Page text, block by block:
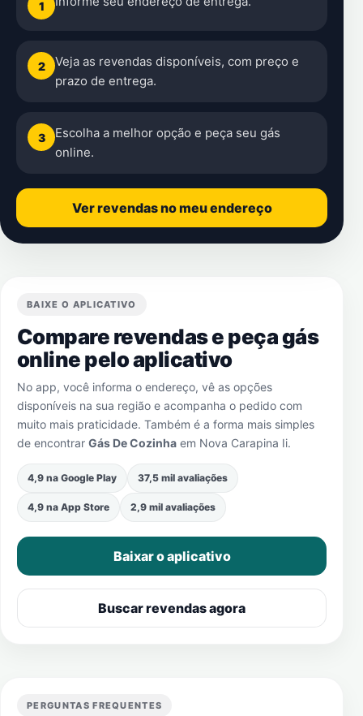
1
2
Veja as revendas disponíveis, com preço e
prazo de entrega.
3
Escolha a melhor opção e peça seu gás
online.
Ver revendas no meu endereço
BAIXE O APLICATIVO
Compare revendas e peça gás
online pelo aplicativo
No app, você informa o endereço, vê as opções
disponíveis na sua região e acompanha o pedido com
muito mais praticidade. Também é a forma mais simples
de encontrar Gás De Cozinha em Nova Carapina Ii.
4,9 na Google Play 37,5 mil avaliações
4,9 na App Store 2,9 mil avaliações
Baixar o aplicativo
Buscar revendas agora
PERGUNTAS FREQUENTES